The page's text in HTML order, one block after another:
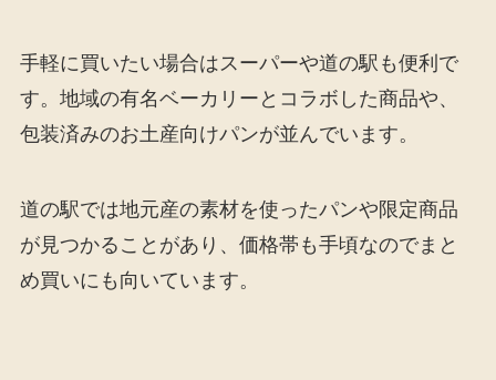
手軽に買いたい場合はスーパーや道の駅も便利で
す。地域の有名ベーカリーとコラボした商品や、
包装済みのお土産向けパンが並んでいます。
道の駅では地元産の素材を使ったパンや限定商品
が見つかることがあり、価格帯も手頃なのでまと
め買いにも向いています。